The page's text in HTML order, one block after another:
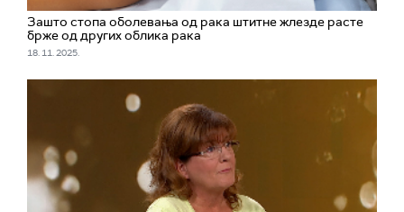
Зашто стопа оболевања од рака штитне жлезде расте
брже од других облика рака
18. 11. 2025.